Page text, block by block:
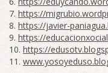
7. https://
8. https://javier-
9. https://
10. https://
11.